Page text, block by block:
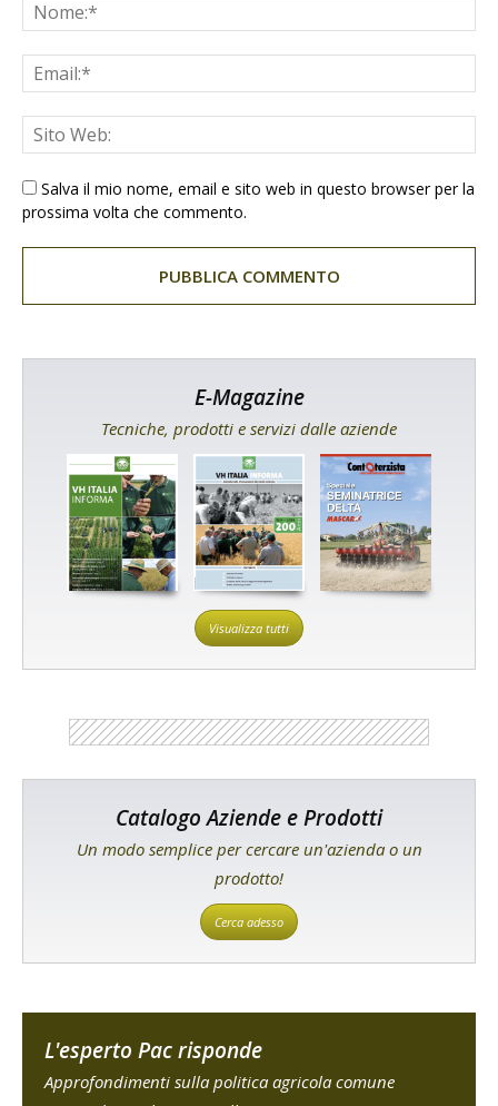
Salva il mio nome, email e sito web in questo browser per la
prossima volta che commento.
E-Magazine
Tecniche, prodotti e servizi dalle aziende
Visualizza tutti
Catalogo Aziende e Prodotti
Un modo semplice per cercare un'azienda o un
prodotto!
Cerca adesso
L'esperto Pac risponde
Approfondimenti sulla politica agricola comune